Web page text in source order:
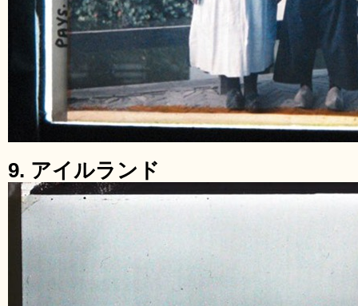
9. アイルランド